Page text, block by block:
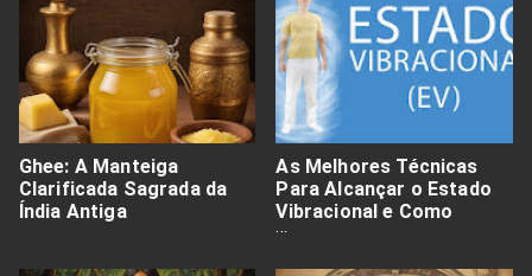
Ghee: A Manteiga
Clarificada Sagrada da
Índia Antiga
As Melhores Técnicas
Para Alcançar o Estado
Vibracional e Como
Potencializá-lo